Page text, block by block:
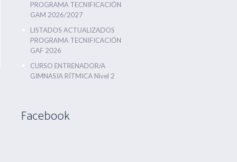
PROGRAMA TECNIFICACIÓN
GAM 2026/2027
LISTADOS ACTUALIZADOS
PROGRAMA TECNIFICACIÓN
GAF 2026
CURSO ENTRENADOR/A
GIMNASIA RÍTMICA Nivel 2
Facebook